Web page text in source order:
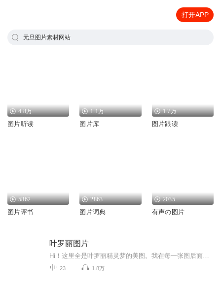
打开APP
元旦图片素材网站
4.8万
图片听读
1.1万
图片库
1.7万
图片跟读
5862
图片评书
2863
图片词典
2035
有声の图片
叶罗丽图片
23 1.8万